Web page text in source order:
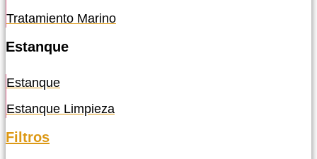
Tratamiento Marino
Estanque
Estanque
Estanque Limpieza
Filtros